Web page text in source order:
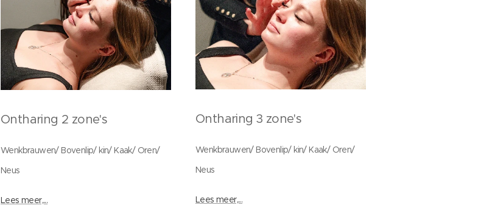
Ontharing 2 zone's
Wenkbrauwen/ Bovenlip/ kin/ Kaak/ Oren/
Neus
Lees meer,...
Ontharing 3 zone's
Wenkbrauwen/ Bovenlip/ kin/ Kaak/ Oren/
Neus
Lees meer,...